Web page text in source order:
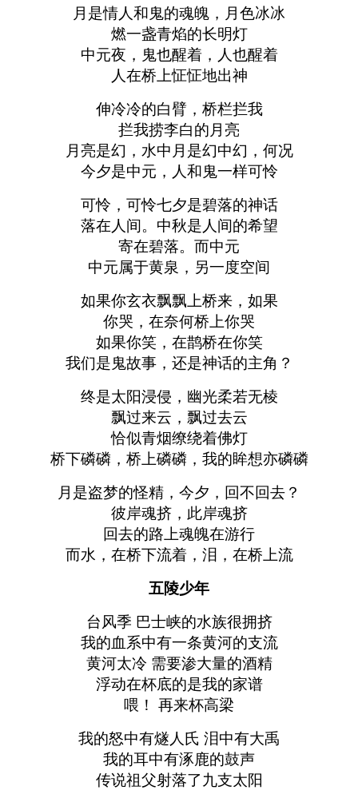
月是情人和鬼的魂魄，月色冰冰
燃一盏青焰的长明灯
中元夜，鬼也醒着，人也醒着
人在桥上怔怔地出神
伸冷冷的白臂，桥栏拦我
拦我捞李白的月亮
月亮是幻，水中月是幻中幻，何况
今夕是中元，人和鬼一样可怜
可怜，可怜七夕是碧落的神话
落在人间。中秋是人间的希望
寄在碧落。而中元
中元属于黄泉，另一度空间
如果你玄衣飘飘上桥来，如果
你哭，在奈何桥上你哭
如果你笑，在鹊桥在你笑
我们是鬼故事，还是神话的主角？
终是太阳浸侵，幽光柔若无棱
飘过来云，飘过去云
恰似青烟缭绕着佛灯
桥下磷磷，桥上磷磷，我的眸想亦磷磷
月是盗梦的怪精，今夕，回不回去？
彼岸魂挤，此岸魂挤
回去的路上魂魄在游行
而水，在桥下流着，泪，在桥上流
五陵少年
台风季 巴士峡的水族很拥挤
我的血系中有一条黄河的支流
黄河太冷 需要渗大量的酒精
浮动在杯底的是我的家谱
喂！ 再来杯高梁
我的怒中有燧人氏 泪中有大禹
我的耳中有涿鹿的鼓声
传说祖父射落了九支太阳